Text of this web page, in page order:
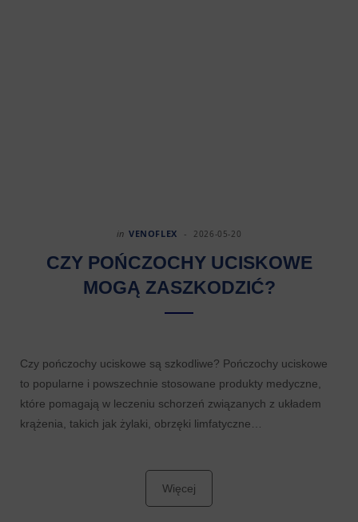
in VENOFLEX 2026-05-20
CZY POŃCZOCHY UCISKOWE
MOGĄ ZASZKODZIĆ?
Czy pończochy uciskowe są szkodliwe? Pończochy uciskowe
to popularne i powszechnie stosowane produkty medyczne,
które pomagają w leczeniu schorzeń związanych z układem
krążenia, takich jak żylaki, obrzęki limfatyczne…
Więcej